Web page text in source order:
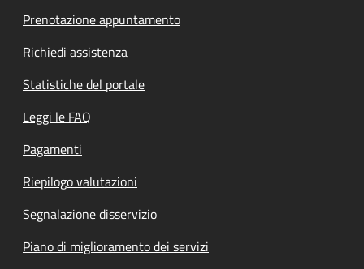
Prenotazione appuntamento
Richiedi assistenza
Statistiche del portale
Leggi le FAQ
Pagamenti
Riepilogo valutazioni
Segnalazione disservizio
Piano di miglioramento dei servizi